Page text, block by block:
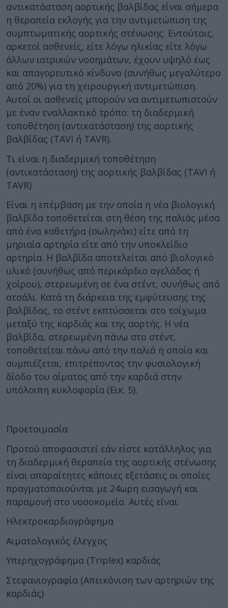
αντικατάσταση αορτικής βαλβίδας είναι σήμερα
η θεραπεία εκλογής για την αντιμετώπιση της
συμπτωματικής αορτικής στένωσης. Εντούτοις,
αρκετοί ασθενείς, είτε λόγω ηλικίας είτε λόγω
άλλων ιατρικών νοσημάτων, έχουν υψηλό έως
και απαγορευτικό κίνδυνο (συνήθως μεγαλύτερο
από 20%) για τη χειρουργική αντιμετώπιση.
Αυτοί οι ασθενείς μπορούν να αντιμετωπιστούν
με έναν εναλλακτικό τρόπο: τη διαδερμική
τοποθέτηση (αντικατάσταση) της αορτικής
βαλβίδας (TAVI ή TAVR).
Τι είναι η διαδερμική τοποθέτηση
(αντικατάσταση) της αορτικής βαλβίδας (TAVI ή
TAVR)
Είναι η επέμβαση με την οποία η νέα βιολογική
βαλβίδα τοποθετείται στη θέση της παλιάς μέσα
από ένα καθετήρα (σωληνάκι) είτε από τη
μηριαία αρτηρία είτε από την υποκλείδιο
αρτηρία. Η βαλβίδα αποτελείται από βιολογικό
υλικό (συνήθως από περικάρδιο αγελάδας ή
χοίρου), στερεωμένη σε ένα στέντ, συνήθως από
ατσάλι. Κατά τη διάρκεια της εμφύτευσης της
βαλβίδας, το στέντ εκπτύσσεται στο τοίχωμα
μεταξύ της καρδιάς και της αορτής. Η νέα
βαλβίδα, στερεωμένη πάνω στο στέντ,
τοποθετείται πάνω από την παλιά η οποία και
συμπιέζεται, επιτρέποντας την φυσιολογική
δίοδο του αίματος από την καρδιά στην
υπόλοιπη κυκλοφορία (Εικ. 5).
Προετοιμασία
Προτού αποφασιστεί εάν είστε κατάλληλος για
τη διαδερμική θεραπεία της αορτικής στένωσης
είναι απαραίτητες κάποιες εξετάσεις οι οποίες
πραγματοποιούνται με 24ωρη εισαγωγή και
παραμονή στο νοσοκομείο. Αυτές είναι:
Ηλεκτροκαρδιογράφημα
Αιματολογικός έλεγχος
Υπερηχογράφημα (Triplex) καρδιάς
Στεφανιογραφία (Απεικόνιση των αρτηριών της
καρδιάς)